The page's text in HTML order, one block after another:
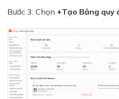
Bước 3: Chọn +Tạo Bảng quy